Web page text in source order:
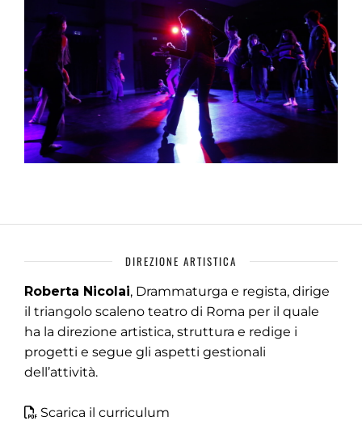
DIREZIONE ARTISTICA
Roberta Nicolai, Drammaturga e regista, dirige
il triangolo scaleno teatro di Roma per il quale
ha la direzione artistica, struttura e redige i
progetti e segue gli aspetti gestionali
dell’attività.
Scarica il curriculum